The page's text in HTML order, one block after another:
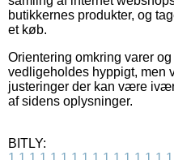
butikkernes produkter, og
et køb.
Orientering omkring varer
vedligeholdes hyppigt, men
justeringer der kan være
af sidens oplysninger.
BITLY: